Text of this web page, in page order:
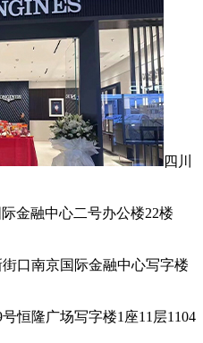
四川
金融中心二号办公楼22楼
口南京国际金融中心写字楼
恒隆广场写字楼1座11层1104